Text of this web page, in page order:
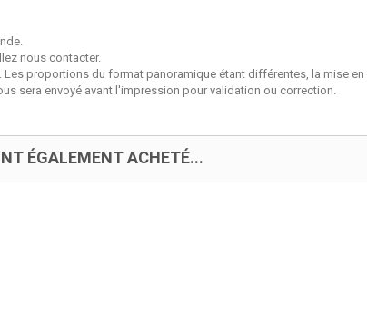
nous contacter.
proportions du format panoramique étant différentes, la mise
sera envoyé avant l'impression pour validation ou correction.
ÉGALEMENT ACHETÉ...